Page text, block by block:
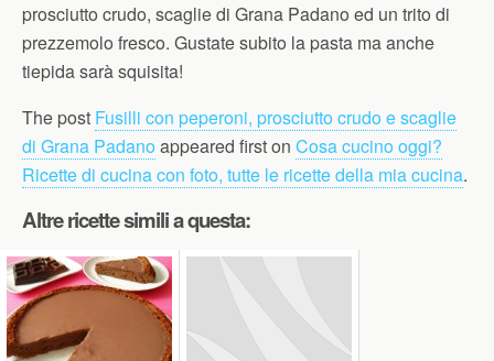
prosciutto crudo, scaglie di Grana Padano ed un trito di
prezzemolo fresco. Gustate subito la pasta ma anche
tiepida sarà squisita!
The post Fusilli con peperoni, prosciutto crudo e scaglie
di Grana Padanoappeared first on Cosa cucino oggi?
Ricette di cucina con foto, tutte le ricette della mia cucina.
Altre ricette simili a questa: